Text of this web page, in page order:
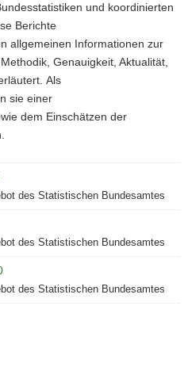
und koordinierten
Berichte
allgemeinen Informationen zur
Genauigkeit, Aktualität,
Als
sie einer
dem Einschätzen der
des Statistischen Bundesamtes
des Statistischen Bundesamtes
des Statistischen Bundesamtes